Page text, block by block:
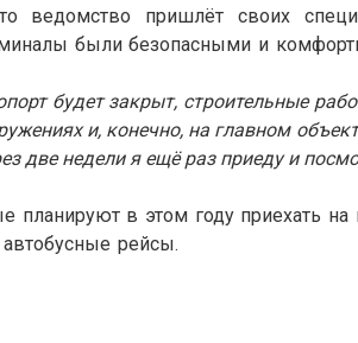
ведомство пришлёт своих
были безопасными и
будет закрыт, строительные
и, конечно, на главном
две недели я ещё раз приеду и
планируют в этом году приехать
рейсы.